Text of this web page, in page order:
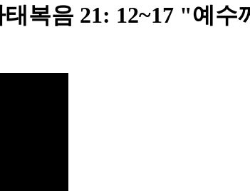
복음 21: 12~17 "예수